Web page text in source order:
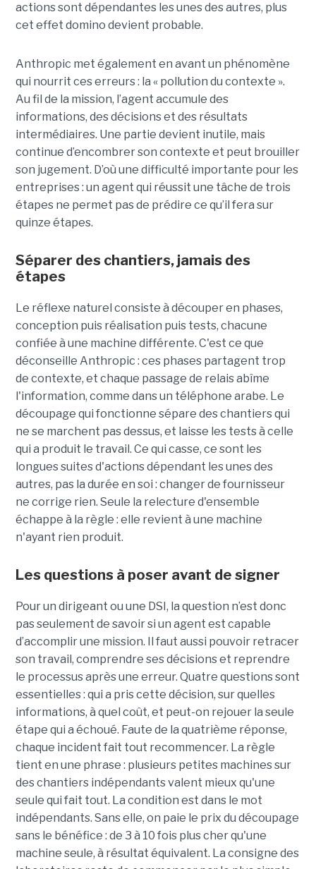
actions sont dépendantes les unes des autres, plus
cet effet domino devient probable.
Anthropic met également en avant un phénomène
qui nourrit ces erreurs : la « pollution du contexte ».
Au fil de la mission, l’agent accumule des
informations, des décisions et des résultats
intermédiaires. Une partie devient inutile, mais
continue d’encombrer son contexte et peut brouiller
son jugement. D’où une difficulté importante pour les
entreprises : un agent qui réussit une tâche de trois
étapes ne permet pas de prédire ce qu’il fera sur
quinze étapes.
Séparer des chantiers, jamais des
étapes
Le réflexe naturel consiste à découper en phases,
conception puis réalisation puis tests, chacune
confiée à une machine différente. C'est ce que
déconseille Anthropic : ces phases partagent trop
de contexte, et chaque passage de relais abîme
l'information, comme dans un téléphone arabe. Le
découpage qui fonctionne sépare des chantiers qui
ne se marchent pas dessus, et laisse les tests à celle
qui a produit le travail. Ce qui casse, ce sont les
longues suites d'actions dépendant les unes des
autres, pas la durée en soi : changer de fournisseur
ne corrige rien. Seule la relecture d'ensemble
échappe à la règle : elle revient à une machine
n'ayant rien produit.
Les questions à poser avant de signer
Pour un dirigeant ou une DSI, la question n’est donc
pas seulement de savoir si un agent est capable
d’accomplir une mission. Il faut aussi pouvoir retracer
son travail, comprendre ses décisions et reprendre
le processus après une erreur. Quatre questions sont
essentielles : qui a pris cette décision, sur quelles
informations, à quel coût, et peut-on rejouer la seule
étape qui a échoué. Faute de la quatrième réponse,
chaque incident fait tout recommencer. La règle
tient en une phrase : plusieurs petites machines sur
des chantiers indépendants valent mieux qu'une
seule qui fait tout. La condition est dans le mot
indépendants. Sans elle, on paie le prix du découpage
sans le bénéfice : de 3 à 10 fois plus cher qu'une
machine seule, à résultat équivalent. La consigne des